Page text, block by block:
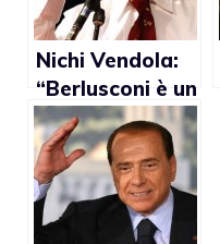
Nichi Vendola:
“Berlusconi è un
bigotto.
Quanta
sofferenza se
avesse un figlio
gay”